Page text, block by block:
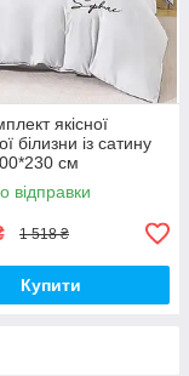
якісної
білизни із сатину
см
відправки
1 518 ₴
Купити